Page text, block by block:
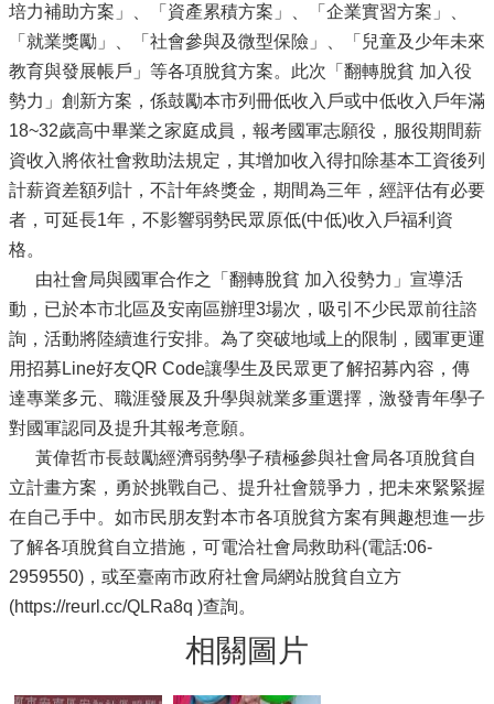
培力補助方案」、「資產累積方案」、「企業實習方案」、
「就業獎勵」、「社會參與及微型保險」、「兒童及少年未來
教育與發展帳戶」等各項脫貧方案。此次「翻轉脫貧 加入役
勢力」創新方案，係鼓勵本市列冊低收入戶或中低收入戶年滿
18~32歲高中畢業之家庭成員，報考國軍志願役，服役期間薪
資收入將依社會救助法規定，其增加收入得扣除基本工資後列
計薪資差額列計，不計年終獎金，期間為三年，經評估有必要
者，可延長1年，不影響弱勢民眾原低(中低)收入戶福利資
格。
由社會局與國軍合作之「翻轉脫貧 加入役勢力」宣導活
動，已於本市北區及安南區辦理3場次，吸引不少民眾前往諮
詢，活動將陸續進行安排。為了突破地域上的限制，國軍更運
用招募Line好友QR Code讓學生及民眾更了解招募內容，傳
達專業多元、職涯發展及升學與就業多重選擇，激發青年學子
對國軍認同及提升其報考意願。
黃偉哲市長鼓勵經濟弱勢學子積極參與社會局各項脫貧自
立計畫方案，勇於挑戰自己、提升社會競爭力，把未來緊緊握
在自己手中。如市民朋友對本市各項脫貧方案有興趣想進一步
了解各項脫貧自立措施，可電洽社會局救助科(電話:06-
2959550)，或至臺南市政府社會局網站脫貧自立方
(https://reurl.cc/QLRa8q )查詢。
相關圖片